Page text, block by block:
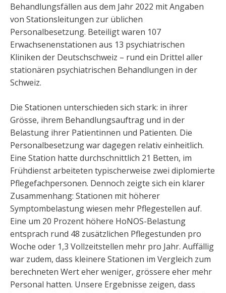
Behandlungsfällen aus dem Jahr 2022 mit Angaben
von Stationsleitungen zur üblichen
Personalbesetzung. Beteiligt waren 107
Erwachsenenstationen aus 13 psychiatrischen
Kliniken der Deutschschweiz – rund ein Drittel aller
stationären psychiatrischen Behandlungen in der
Schweiz.
Die Stationen unterschieden sich stark: in ihrer
Grösse, ihrem Behandlungsauftrag und in der
Belastung ihrer Patientinnen und Patienten. Die
Personalbesetzung war dagegen relativ einheitlich.
Eine Station hatte durchschnittlich 21 Betten, im
Frühdienst arbeiteten typischerweise zwei diplomierte
Pflegefachpersonen. Dennoch zeigte sich ein klarer
Zusammenhang: Stationen mit höherer
Symptombelastung wiesen mehr Pflegestellen auf.
Eine um 20 Prozent höhere HoNOS-Belastung
entsprach rund 48 zusätzlichen Pflegestunden pro
Woche oder 1,3 Vollzeitstellen mehr pro Jahr. Auffällig
war zudem, dass kleinere Stationen im Vergleich zum
berechneten Wert eher weniger, grössere eher mehr
Personal hatten. Unsere Ergebnisse zeigen, dass